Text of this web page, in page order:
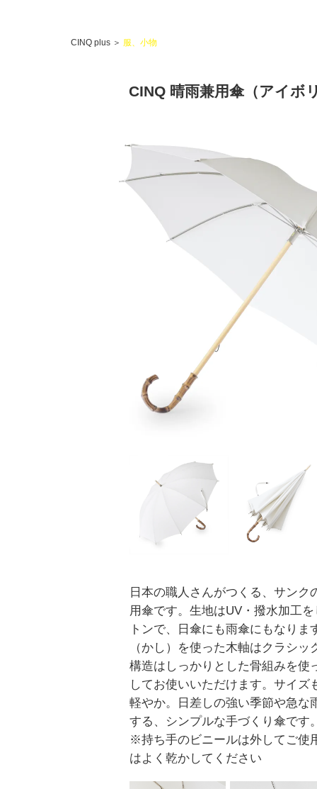
CINQ plus ＞ 服、小物
CINQ 晴雨兼用傘（アイボ
日本の職人さんがつくる、サンク
用傘です。生地はUV・撥水加工
トンで、日傘にも雨傘にもなりま
（かし）を使った木軸はクラシッ
構造はしっかりとした骨組みを使
してお使いいただけます。サイズ
軽やか。日差しの強い季節や急な
する、シンプルな手づくり傘です
※持ち手のビニールは外してご使
はよく乾かしてください